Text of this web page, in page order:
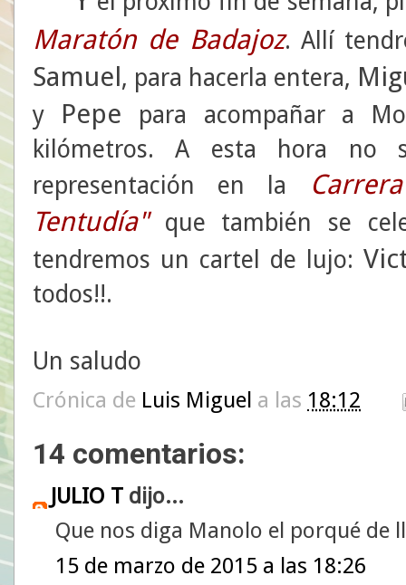
Maratón de Badajoz. Allí
Samuel, para hacerla entera,
y Pepe
para acompañar a
kilómetros. A esta hora no
representación en la
Tentudía"que también se
tendremos un cartel de lujo:
todos!!.
Un saludo
Crónica de Luis Miguel a las 18:12
14 comentarios:
JULIO T dijo...
Que nos diga Manolo el porqué de
15 de marzo de 2015 a las 18:26